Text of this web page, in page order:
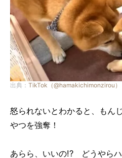
出典： TikTok（@hamakichimonzirou）
怒られないとわかると、もん
やつを強奪！
あらら、いいの!? どうやら